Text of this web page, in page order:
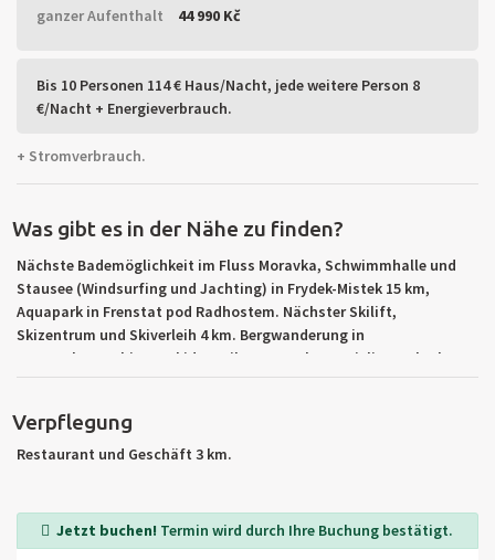
ganzer Aufenthalt
44 990 Kč
Bis 10 Personen 114 € Haus/Nacht, jede weitere Person 8
€/Nacht + Energieverbrauch.
+ Stromverbrauch.
Was gibt es in der Nähe zu finden?
Nächste Bademöglichkeit im Fluss Moravka, Schwimmhalle und
Stausee (Windsurfing und Jachting) in Frydek-Mistek 15 km,
Aquapark in Frenstat pod Radhostem. Nächster Skilift,
Skizentrum und Skiverleih 4 km. Bergwanderung in
Naturschutzgebiet Beskiden, Pilzesammeln. Famielienaurlaub,
Erholungsgebiet. Ausflüge: Stausee Moravka, Zermanice und
Museum in Koprivnice usw. Umgebungsstädte: Dobrá, Frydek-
Mistek, Frydlant nad Ostravici, Frenstat pod Radhostem.
Verpflegung
Restaurant und Geschäft 3 km.
Jetzt buchen! Termin wird durch Ihre Buchung bestätigt.